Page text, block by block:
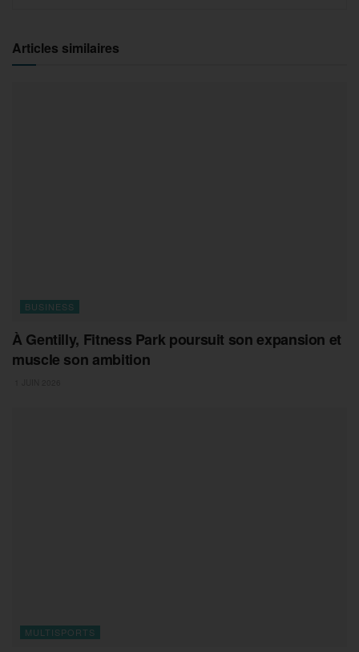
Articles similaires
BUSINESS
À Gentilly, Fitness Park poursuit son expansion et
muscle son ambition
MULTISPORTS